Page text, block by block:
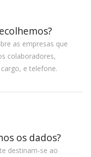
as empresas que
colaboradores,
e telefone.
os dados?
destinam-se ao